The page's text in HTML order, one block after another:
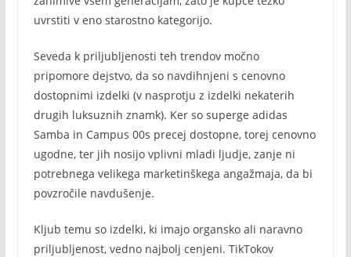
uvrstiti v eno starostno kategorijo.
Seveda k priljubljenosti teh trendov močno
pripomore dejstvo, da so navdihnjeni s cenovno
dostopnimi izdelki (v nasprotju z izdelki nekaterih
drugih luksuznih znamk). Ker so superge adidas
Samba in Campus 00s precej dostopne, torej cenovno
ugodne, ter jih nosijo vplivni mladi ljudje, zanje ni
potrebnega velikega marketinškega angažmaja, da bi
povzročile navdušenje.
Kljub temu so izdelki, ki imajo organsko ali naravno
priljubljenost, vedno najbolj cenjeni. TikTokov